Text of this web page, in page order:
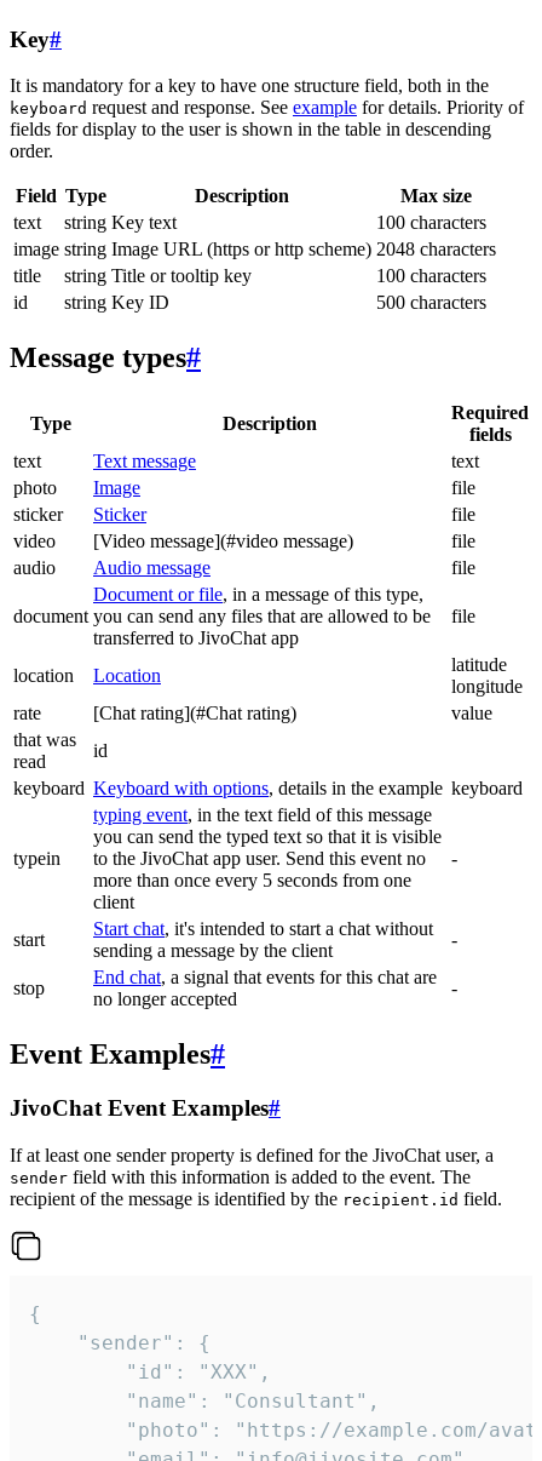
Key#
It is mandatory for a key to have one structure field, both in the
keyboard request and response. See example for details. Priority of
fields for display to the user is shown in the table in descending
order.
Field Type Description
Max size
text
string Key text
100 characters
image string Image URL (https or http scheme) 2048 characters
title
string Title or tooltip key
100 characters
id
string Key ID 500 characters
Message types#
Type Description
Required
fields
text
Text message
text
photo
Image
file
sticker
Sticker
file
video
[Video message](#video message)
file
audio
Audio message file
document
Document or file, in a message of this type,
you can send any files that are allowed to be
transferred to JivoChat app
file
location Location
latitude
longitude
rate
[Chat rating](#Chat rating)
value
that was
read
id
keyboard Keyboard with options, details in the example keyboard
typein
typing event, in the text field of this message
you can send the typed text so that it is visible
to the JivoChat app user. Send this event no
more than once every 5 seconds from one
client
-
start
Start chat, it's intended to start a chat without
sending a message by the client
-
stop
End chat, a signal that events for this chat are
no longer accepted
-
Event Examples#
JivoChat Event Examples#
If at least one sender property is defined for the JivoChat user, a
sender field with this information is added to the event. The
recipient of the message is identified by the recipient.id field.
{